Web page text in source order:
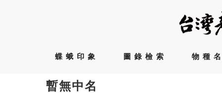
蝶蛾印象 圖錄檢索 物種
暫無中名